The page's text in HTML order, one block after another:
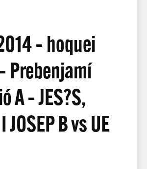
– hoquei
Prebenjamí
A – JES?S,
JOSEP B vs UE